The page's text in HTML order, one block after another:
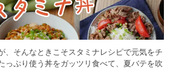
、そんなときこそスタミナレシピで元気をチ
っぷり使う丼をガッツリ食べて、夏バテを吹